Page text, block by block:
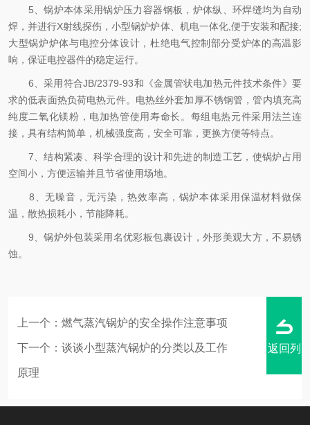
5、锅炉本体采用锅炉压力容器钢板，炉体纵、环焊缝均为自动
焊，并进行X射线探伤，小型锅炉炉体、机电一体化,便于安装和配接;
大型锅炉炉体与电控分体设计，杜绝电气控制部分受炉体的高温影
响，保证电控器件的稳定运行。
6、采用符合JB/2379-93和《金属管状电加热元件技术条件》要
求的低表面热负荷电热元件。电热丝外套加厚不锈钢管，管内填充高
纯度二氧化镁粉，电加热管使用寿命长。每组电热元件采用法兰连
接，具有结构简单，机械强度高，安全可靠，更换方便等特点。
7、结构紧凑、科学合理的设计和先进的制造工艺，使锅炉占用
空间小，方便运输并且节省使用场地。
8、无噪音，无污染，热效率高，锅炉本体采用保温材料做保
温，散热损耗小，节能降耗。
9、锅炉外包装采用名优彩板包裹设计，外形美观大方，不易锈
蚀。
上一个： 燃气蒸汽锅炉的安全操作注意事项
下一个： 谈谈小型蒸汽锅炉的分类以及工作
原理
返回列